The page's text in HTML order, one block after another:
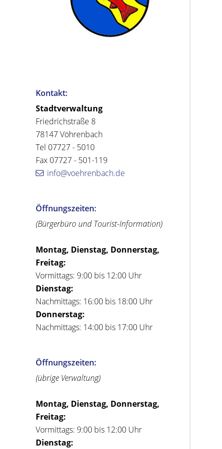
Kontakt:
Stadtverwaltung
Friedrichstraße 8
78147 Vöhrenbach
Tel 07727 - 5010
Fax 07727 - 501-119
info@voehrenbach.de
Öffnungszeiten:
(Bürgerbüro und Tourist-Information)
Montag, Dienstag, Donnerstag,
Freitag:
Vormittags: 9:00 bis 12:00 Uhr
Dienstag:
Nachmittags: 16:00 bis 18:00 Uhr
Donnerstag:
Nachmittags: 14:00 bis 17:00 Uhr
Öffnungszeiten:
(übrige Verwaltung)
Montag, Dienstag, Donnerstag,
Freitag:
Vormittags: 9:00 bis 12:00 Uhr
Dienstag: